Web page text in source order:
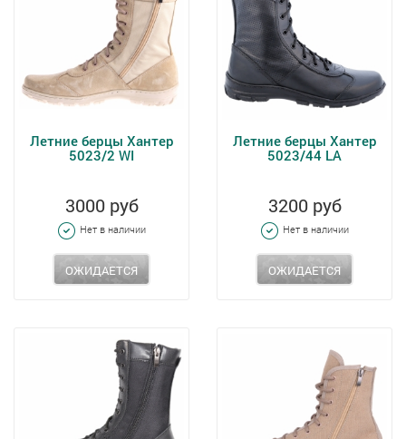
Летние берцы Хантер
5023/2 WI
3000 руб
Нет в наличии
ОЖИДАЕТСЯ
Летние берцы Хантер
5023/44 LA
3200 руб
Нет в наличии
ОЖИДАЕТСЯ